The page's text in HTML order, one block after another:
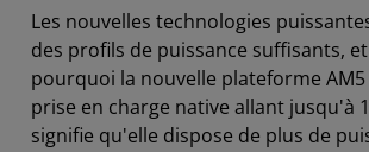
Les nouvelles technologies
des profils de puissance suffisants,
pourquoi la nouvelle plateforme
prise en charge native allant jusqu'à
signifie qu'elle dispose de plus de